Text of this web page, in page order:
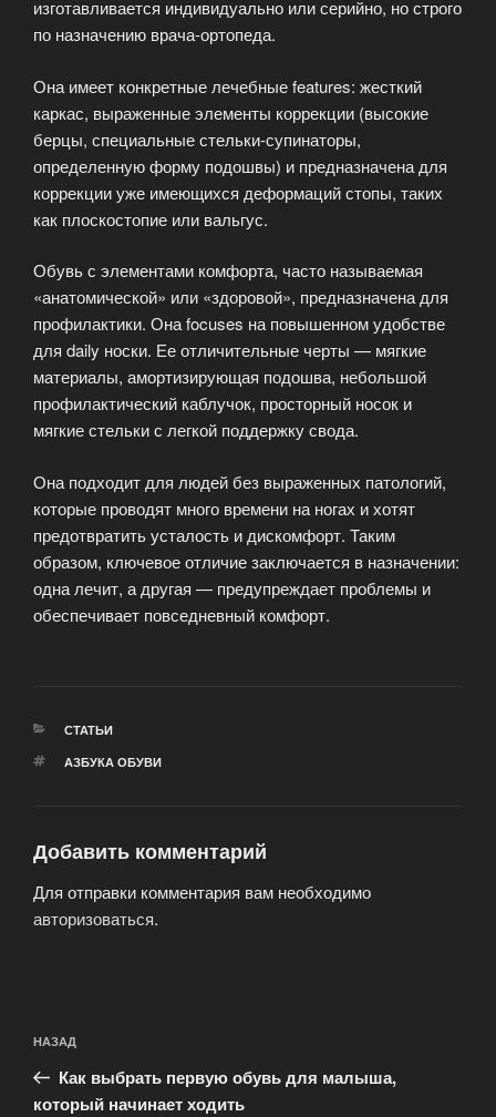
изготавливается индивидуально или серийно, но строго
по назначению врача-ортопеда.
Она имеет конкретные лечебные features: жесткий
каркас, выраженные элементы коррекции (высокие
берцы, специальные стельки-супинаторы,
определенную форму подошвы) и предназначена для
коррекции уже имеющихся деформаций стопы, таких
как плоскостопие или вальгус.
Обувь с элементами комфорта, часто называемая
«анатомической» или «здоровой», предназначена для
профилактики. Она focuses на повышенном удобстве
для daily носки. Ее отличительные черты — мягкие
материалы, амортизирующая подошва, небольшой
профилактический каблучок, просторный носок и
мягкие стельки с легкой поддержку свода.
Она подходит для людей без выраженных патологий,
которые проводят много времени на ногах и хотят
предотвратить усталость и дискомфорт. Таким
образом, ключевое отличие заключается в назначении:
одна лечит, а другая — предупреждает проблемы и
обеспечивает повседневный комфорт.
РУБРИКИ
СТАТЬИ
МЕТКИ
АЗБУКА ОБУВИ
Добавить комментарий
Для отправки комментария вам необходимо
авторизоваться.
по
записям
Предыдущая
запись:
НАЗАД
Как выбрать первую обувь для малыша,
который начинает ходить